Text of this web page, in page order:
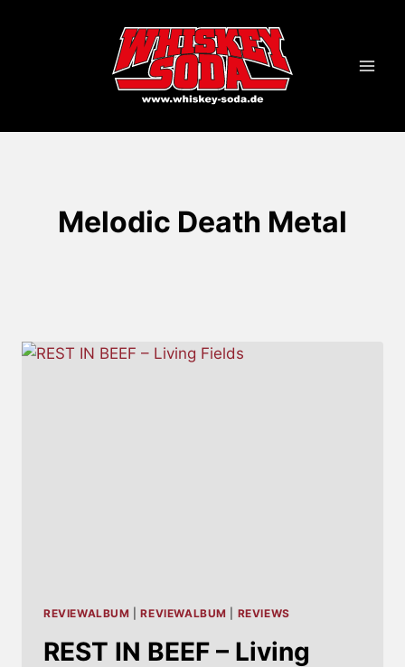
Melodic Death Metal
REVIEWALBUM |REVIEWALBUM REVIEWS
REST IN BEEF – Living